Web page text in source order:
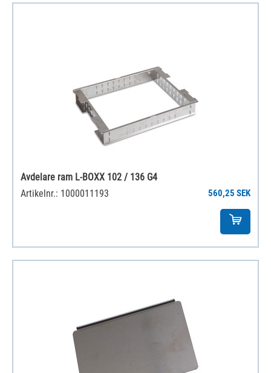
Avdelare ram L-BOXX 102 / 136 G4
Artikelnr.: 1000011193
560,25 SEK